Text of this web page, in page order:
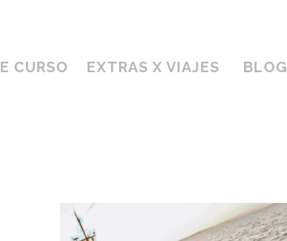
CURSO EXTRAS X VIAJES BLOG